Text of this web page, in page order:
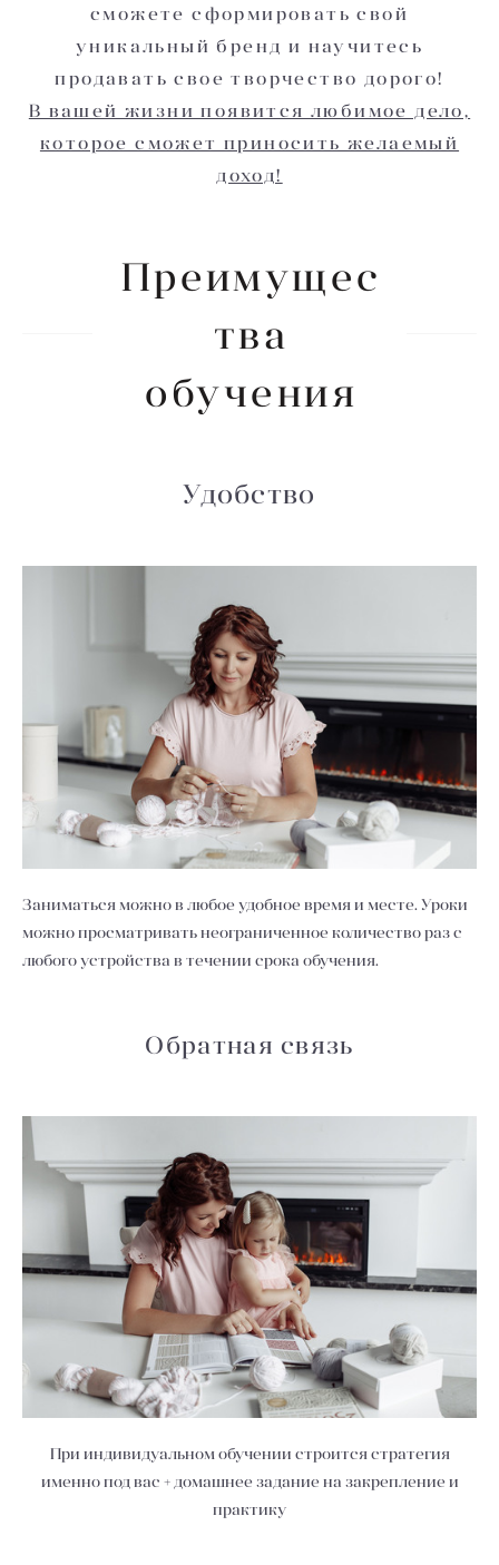
сможете сформировать свой
уникальный бренд и научитесь
продавать свое творчество дорого!
В вашей жизни появится любимое дело,
которое сможет приносить желаемый
доход!
Преимущес
тва
обучения
Удобство
Заниматься можно в любое удобное время и месте. Уроки
можно просматривать неограниченное количество раз с
любого устройства в течении срока обучения.
Обратная связь
При индивидуальном обучении строится стратегия
именно под вас + домашнее задание на закрепление и
практику